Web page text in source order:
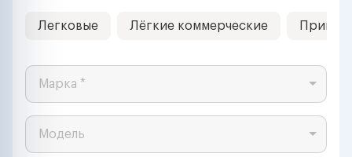
Легковые Лёгкие коммерческие
Марка *
Модель